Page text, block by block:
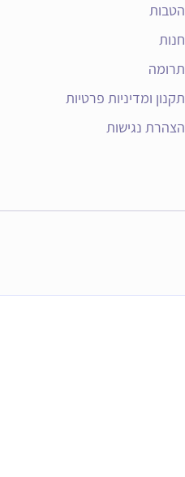
הטבות
חנות
תרומה
תקנון ומדיניות פרטיות
הצהרת נגישות